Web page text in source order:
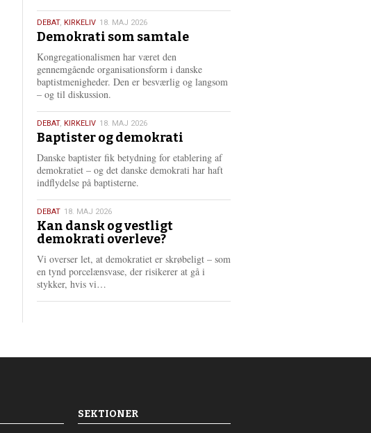
18.
maj
2026
DEBAT, KIRKELIV 18. MAJ 2026
Demokrati som samtale
Kongregationalismen har været den
gennemgående organisationsform i danske
baptistmenigheder. Den er besværlig og langsom
– og til diskussion.
18.
maj
2026
DEBAT, KIRKELIV 18. MAJ 2026
Baptister og demokrati
Danske baptister fik betydning for etablering af
demokratiet – og det danske demokrati har haft
indflydelse på baptisterne.
18.
maj
2026
DEBAT 18. MAJ 2026
Kan dansk og vestligt
demokrati overleve?
Vi overser let, at demokratiet er skrøbeligt – som
en tynd porcelænsvase, der risikerer at gå i
stykker, hvis vi…
e
SEKTIONER